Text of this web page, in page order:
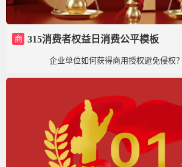
商 315消费者权益日消费公平模板
企业单位如何获得商用授权避免侵权？